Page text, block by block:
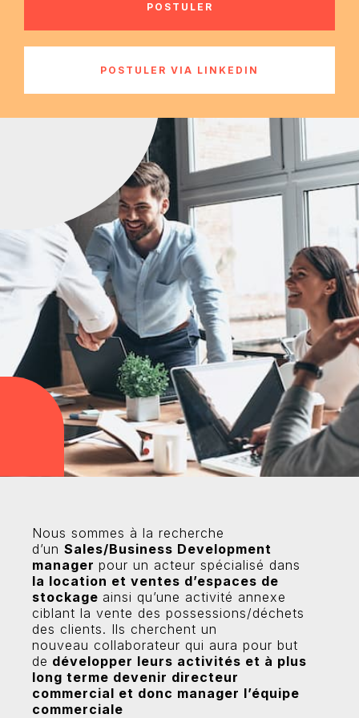
POSTULER
POSTULER VIA LINKEDIN
Nous sommes à la recherche
d’un Sales/Business Development
manager pour un acteur spécialisé dans
la location et ventes d’espaces de
stockage ainsi qu’une activité annexe
ciblant la vente des possessions/déchets
des clients. Ils cherchent un
nouveau collaborateur qui aura pour but
de développer leurs activités et à plus
long terme devenir directeur
commercial et donc manager l’équipe
commerciale